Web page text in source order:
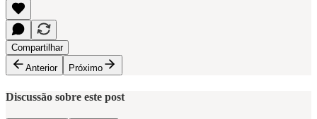
Compartilhar
Anterior
Próximo
Discussão sobre este post